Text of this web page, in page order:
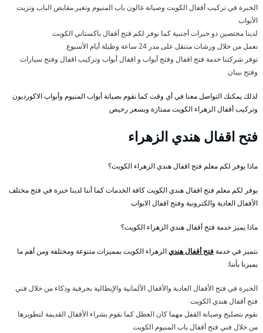
الخبرة في تركيب أقفال الكويت وصيانة غالون باب المنيوم وتغير مقابض الباب وتزيت
الأبواب
لدينا مختصين ذو خبرات أجنبية كما نوفر لكم فتح أقفال باكستاني الكويت
نعمل من خلال ورشات متنقل على مدر 24 ساعة وطيلة أيام الأسبوع
توفر شركتنا خدمة فتح اقفال وفتح أبواب و اقفال أبواب وتركيب اقفال وفتح سيارات
وفتح بيبان
لذلك يمكنك التواصل معنا في أي وقت كما نقوم بصيانة أبواب المنيوم وأبواب الاكورديون
وتركيب أقفال الزهراء الكويت ممتازة وبسعر رخيص
فتح اقفال هندي الزهراء
ماذا يوفر لكم معلم فتح اقفال هندي الزهراء الكويت؟
يوفر لكم معلم فتح اقفال هندي الكويت كافة الخدمات كما أننا لدينا خبرة في فتح مختلف
الأقفال العادية والكترونية وفتح اقفال الابواب
ماذا يميز خدمة فتح أقفال هندي الزهراء الكويت؟
نتميز في خدمةفتح أقفال هنديالزهراء الكويت بمميزات متنوعة ومختلفة ومن أهم ما
يميزنا بأننا:
الخبرة في فتح الأقفال العادية والأقفال الألمانية والإيطالية بحرفية وذكاء من خلال فني
فتح أقفال هندي الكويت
نقوم بتصليح وصيانة القفل مهما كان العطل كما نقوم بشراء الأقفال القديمة لتطويرها
من خلال فني فتح أقفال باب المنيوم الكويت